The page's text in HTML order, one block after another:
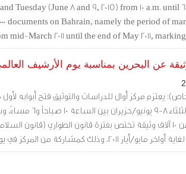
Tuesday (June 8 and 9, 2015) from 10 a.m. until
documents on Bahrain, namely the period of
mid-March 2011 until the end of May 2011,
يعتزم مركز أوال للدراسات والتوثيق فتح أبوابه لأول
يومي الإثنين
للجمهور أكثر من 10 آلاف وثيقة تختص بفترة قانون الطواري